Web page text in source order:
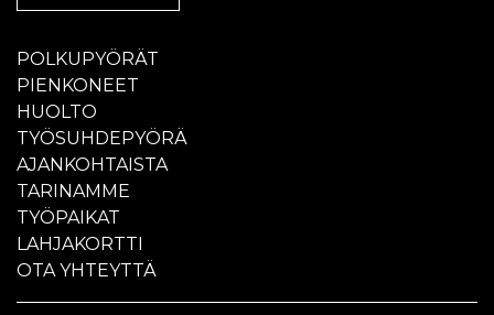
POLKUPYÖRÄT
PIENKONEET
HUOLTO
TYÖSUHDEPYÖRÄ
AJANKOHTAISTA
TARINAMME
TYÖPAIKAT
LAHJAKORTTI
OTA YHTEYTTÄ